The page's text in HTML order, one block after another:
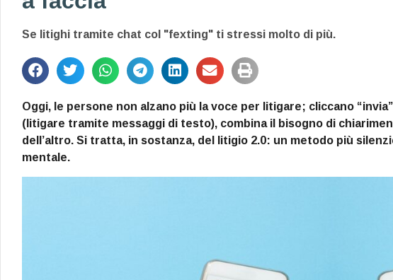
Se litighi tramite chat col "fexting" ti stressi molto di più.
Oggi, le persone non alzano più la voce per litigare; cliccano
(litigare tramite messaggi di testo), combina il bisogno di
dell’altro. Si tratta, in sostanza, del litigio 2.0: un metodo più
mentale.